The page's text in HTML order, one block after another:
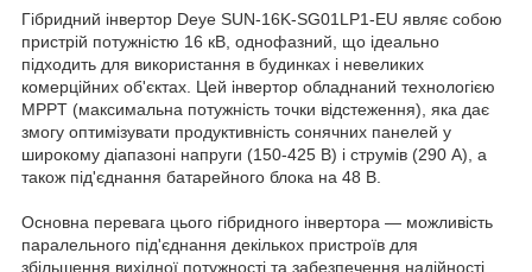
Гібридний інвертор Deye SUN-16K-SG01LP1-EU являє собою
пристрій потужністю 16 кВ, однофазний, що ідеально
підходить для використання в будинках і невеликих
комерційних об'єктах. Цей інвертор обладнаний технологією
MPPT (максимальна потужність точки відстеження), яка дає
змогу оптимізувати продуктивність сонячних панелей у
широкому діапазоні напруги (150-425 В) і струмів (290 A), а
також під'єднання батарейного блока на 48 В.
Основна перевага цього гібридного інвертора — можливість
паралельного під'єднання декількох пристроїв для
збільшення вихідної потужності та забезпечення надійності